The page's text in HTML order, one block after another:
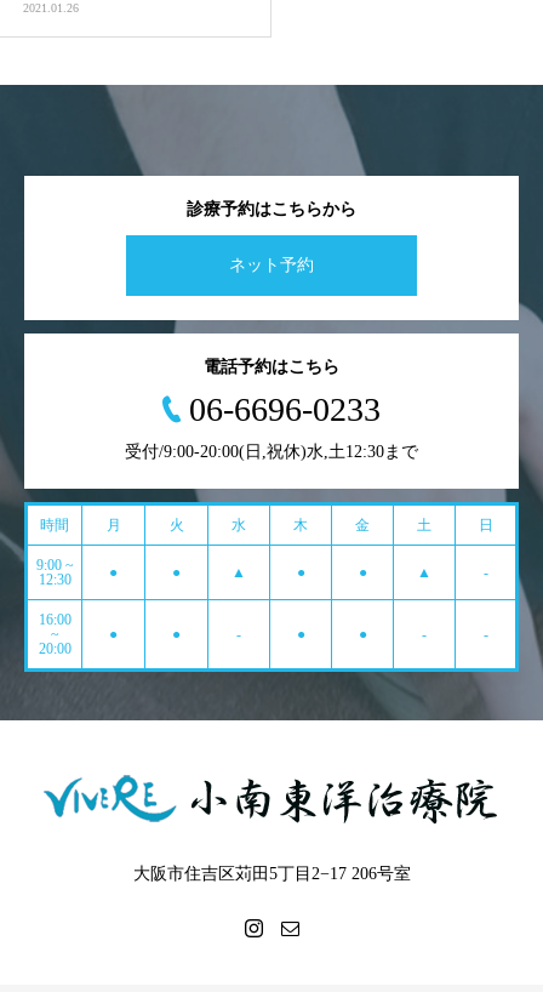
2021.01.26
診療予約はこちらから
ネット予約
電話予約はこちら
06-6696-0233
受付/9:00-20:00(日,祝休)水,土12:30まで
時間 月 火 水 木 金 土 日
9:00 ~
12:30
● ● ▲ ● ● ▲ -
16:00
~
20:00
● ● - ● ● - -
大阪市住吉区苅田5丁目2−17 206号室